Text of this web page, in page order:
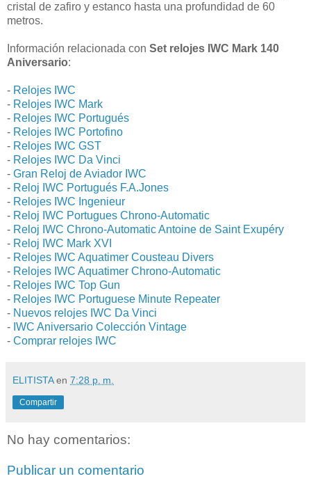
cristal de zafiro y estanco hasta una profundidad de 60
metros.
Información relacionada con Set relojes IWC Mark 140
Aniversario:
- Relojes IWC
- Relojes IWC Mark
- Relojes IWC Portugués
- Relojes IWC Portofino
- Relojes IWC GST
- Relojes IWC Da Vinci
- Gran Reloj de Aviador IWC
- Reloj IWC Portugués F.A.Jones
- Relojes IWC Ingenieur
- Reloj IWC Portugues Chrono-Automatic
- Reloj IWC Chrono-Automatic Antoine de Saint Exupéry
- Reloj IWC Mark XVI
- Relojes IWC Aquatimer Cousteau Divers
- Relojes IWC Aquatimer Chrono-Automatic
- Relojes IWC Top Gun
- Relojes IWC Portuguese Minute Repeater
- Nuevos relojes IWC Da Vinci
- IWC Aniversario Colección Vintage
- Comprar relojes IWC
ELITISTA en 7:28 p. m.
Compartir
No hay comentarios:
Publicar un comentario